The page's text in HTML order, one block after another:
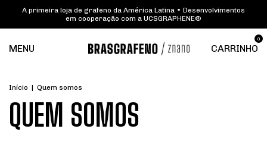
A primeira loja de grafeno da América Latina • Desenvolvimentos
em cooperação com a UCSGRAPHENE®
MENU CARRINHO
0
Início | Quem somos
QUEM SOMOS